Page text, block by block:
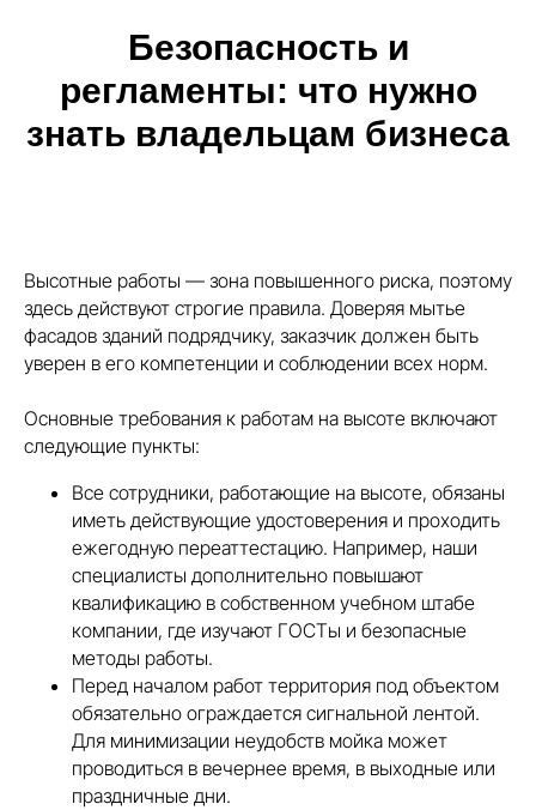
Безопасность и
регламенты: что нужно
знать владельцам бизнеса
Высотные работы — зона повышенного риска, поэтому
здесь действуют строгие правила. Доверяя мытье
фасадов зданий подрядчику, заказчик должен быть
уверен в его компетенции и соблюдении всех норм.
Основные требования к работам на высоте включают
следующие пункты:
Все сотрудники, работающие на высоте, обязаны
иметь действующие удостоверения и проходить
ежегодную переаттестацию. Например, наши
специалисты дополнительно повышают
квалификацию в собственном учебном штабе
компании, где изучают ГОСТы и безопасные
методы работы.
Перед началом работ территория под объектом
обязательно ограждается сигнальной лентой.
Для минимизации неудобств мойка может
проводиться в вечернее время, в выходные или
праздничные дни.